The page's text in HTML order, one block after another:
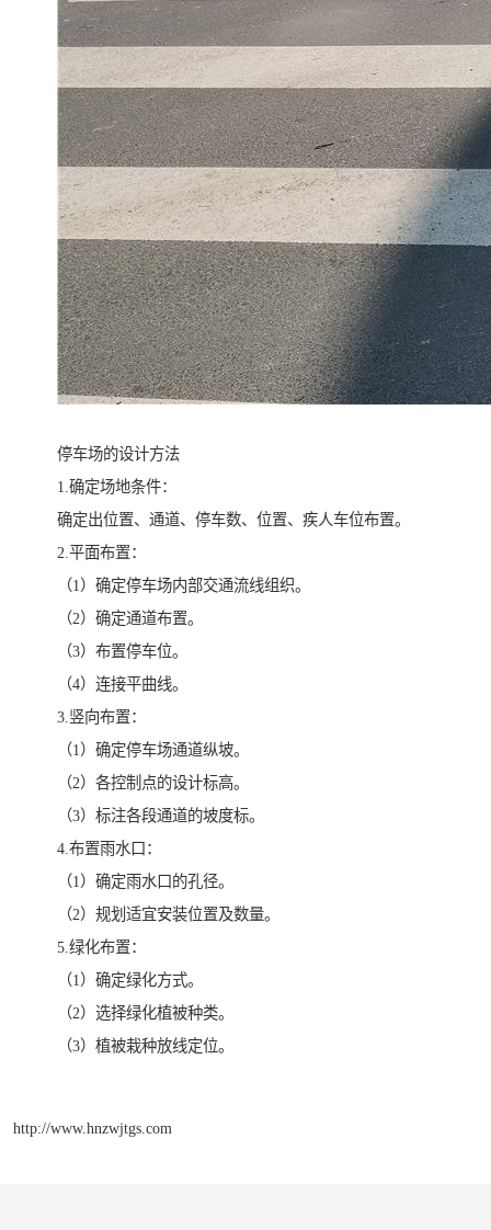
停车场的设计方法
1.确定场地条件：
确定出位置、通道、停车数、位置、疾人车位布置。
2.平面布置：
（1）确定停车场内部交通流线组织。
（2）确定通道布置。
（3）布置停车位。
（4）连接平曲线。
3.竖向布置：
（1）确定停车场通道纵坡。
（2）各控制点的设计标高。
（3）标注各段通道的坡度标。
4.布置雨水口：
（1）确定雨水口的孔径。
（2）规划适宜安装位置及数量。
5.绿化布置：
（1）确定绿化方式。
（2）选择绿化植被种类。
（3）植被栽种放线定位。
http://www.hnzwjtgs.com